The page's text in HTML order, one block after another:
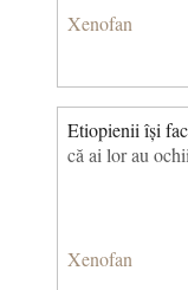
Xenofan
Etiopienii își
că ai lor au
Xenofan